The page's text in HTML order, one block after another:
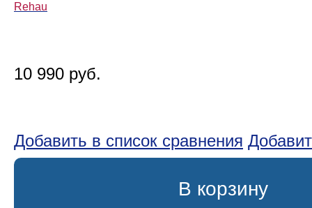
Rehau
10 990 руб.
Добавить в список сравнения
В корзину